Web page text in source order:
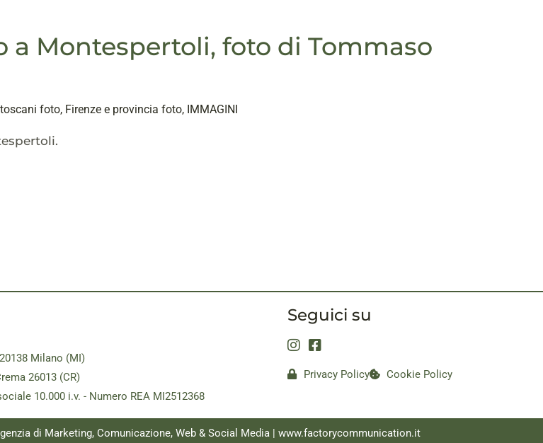
a Montespertoli, foto di Tommaso
foto, Firenze e provincia foto, IMMAGINI
Milano (MI)
26013 (CR)
10.000 i.v. - Numero REA MI2512368
Seguici su
Privacy Policy Cookie Policy
di Marketing, Comunicazione, Web & Social Media | www.factorycommunication.it